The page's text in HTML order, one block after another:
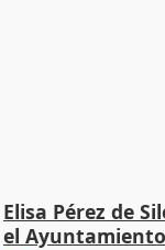
Elisa Pérez de
el